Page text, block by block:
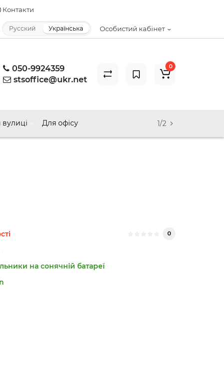
Контакти
Особистий кабінет
Русский Українська
050-9924359
stsoffice@ukr.net
0
Для офісу 1/2
0
на сонячній батареї